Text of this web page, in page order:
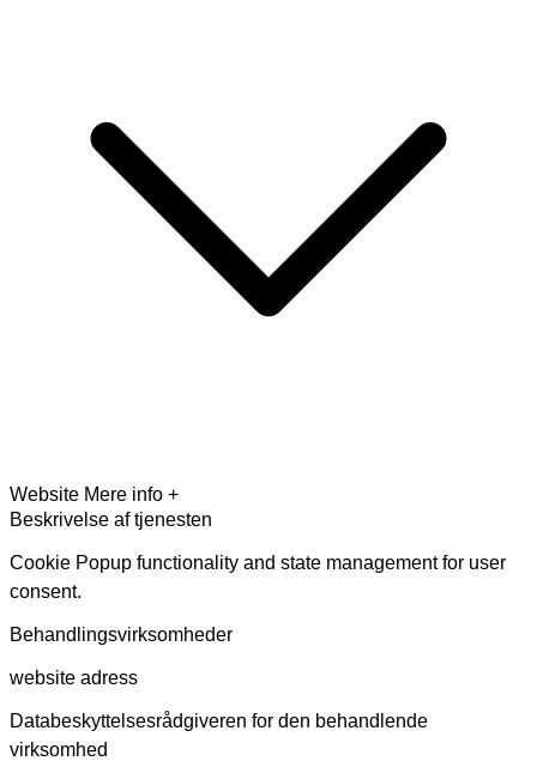
Website Mere info +
Beskrivelse af tjenesten
Cookie Popup functionality and state management for user
consent.
Behandlingsvirksomheder
website adress
Databeskyttelsesrådgiveren for den behandlende
virksomhed